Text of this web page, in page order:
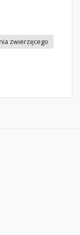
zwierzęcego